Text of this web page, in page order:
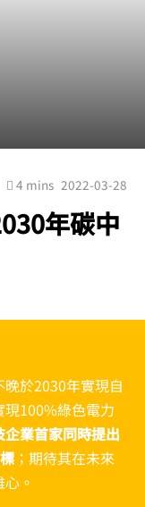
4 mins 2022-03-28
年碳中
於2030年實現自
100%綠色電力
企業首家同時提出
；期待其在未來
。